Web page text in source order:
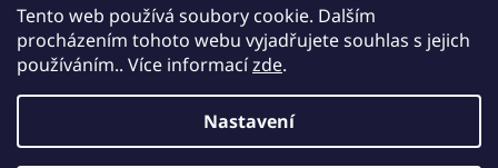
Tento web používá soubory cookie. Dalším
procházením tohoto webu vyjadřujete souhlas s jejich
používáním.. Více informacízde.
Nastavení
Vážení zákazníci, ve dnech 5. 8. – 11. 8. 2026 čerpáme dovolenou.
V tomto období budou objednávky nadále přijímány, jejich